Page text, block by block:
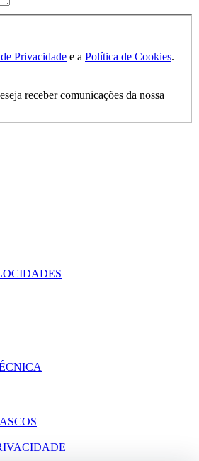
Privacidade e a Política de Cookies.
receber comunicações da nossa